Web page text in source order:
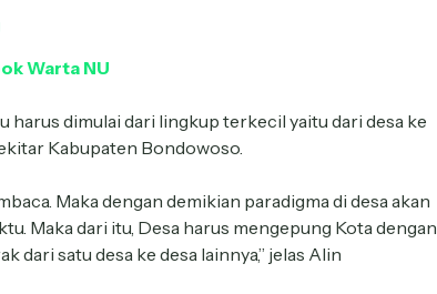
Warta NU
harus dimulai dari lingkup terkecil yaitu dari desa ke
Kabupaten Bondowoso.
Maka dengan demikian paradigma di desa akan
Maka dari itu, Desa harus mengepung Kota dengan
dari satu desa ke desa lainnya,” jelas Alin